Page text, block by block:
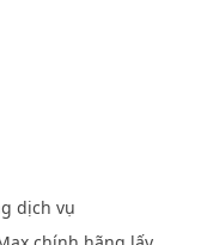
dịch vụ